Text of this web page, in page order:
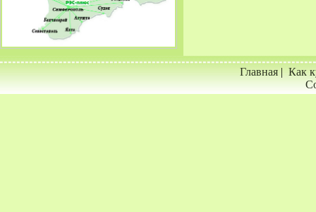
Главная| Как